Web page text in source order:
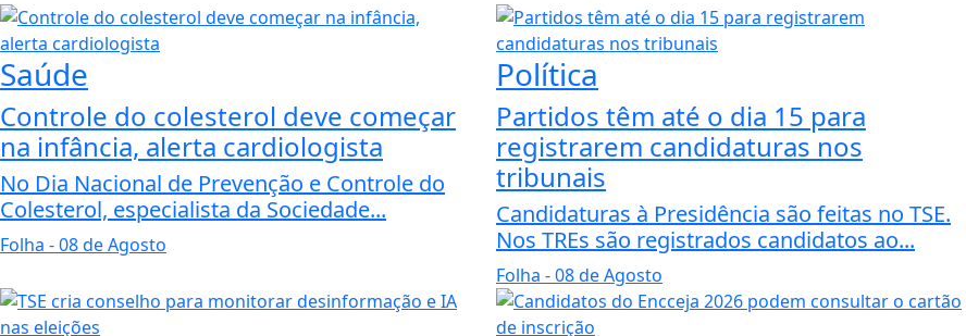
Saúde
Controle do colesterol deve começar
na infância, alerta cardiologista
No Dia Nacional de Prevenção e Controle do
Colesterol, especialista da Sociedade...
Folha - 08 de Agosto
Política
Partidos têm até o dia 15 para
registrarem candidaturas nos
tribunais
Candidaturas à Presidência são feitas no TSE.
Nos TREs são registrados candidatos ao...
Folha - 08 de Agosto